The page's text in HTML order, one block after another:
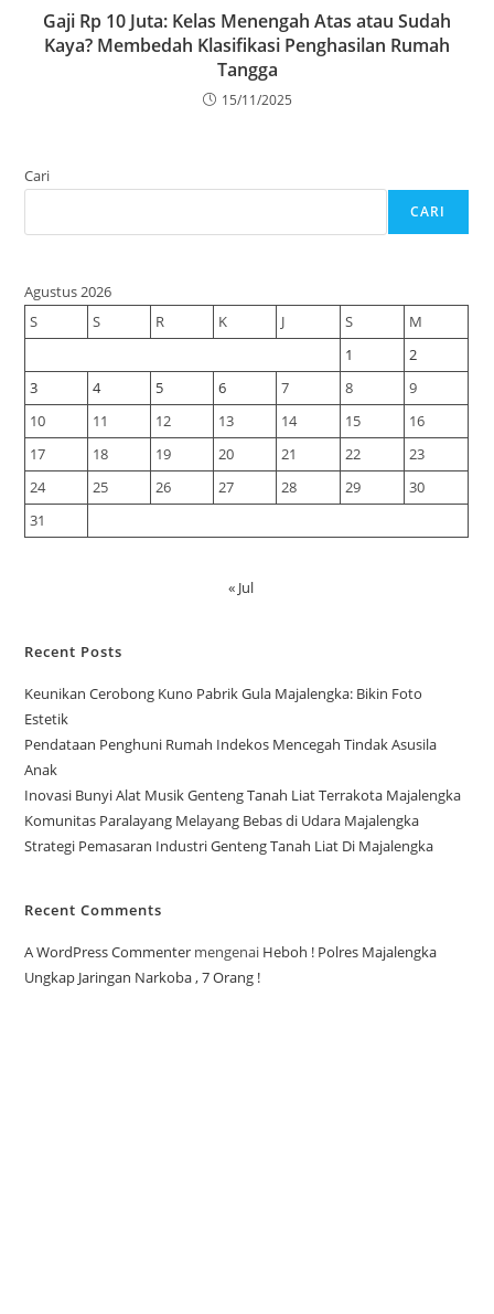
Gaji Rp 10 Juta: Kelas Menengah Atas atau Sudah
Kaya? Membedah Klasifikasi Penghasilan Rumah
Tangga
15/11/2025
Cari
CARI
Agustus 2026
S
S R K J S
M
1
2
3
4 5 6 7 8
9
10
11 12 13 14 15
16
17
18 19 20 21 22
23
24
25 26 27 28 29
30
31
« Jul
Recent Posts
Keunikan Cerobong Kuno Pabrik Gula Majalengka: Bikin Foto
Estetik
Pendataan Penghuni Rumah Indekos Mencegah Tindak Asusila
Anak
Inovasi Bunyi Alat Musik Genteng Tanah Liat Terrakota Majalengka
Komunitas Paralayang Melayang Bebas di Udara Majalengka
Strategi Pemasaran Industri Genteng Tanah Liat Di Majalengka
Recent Comments
A WordPress Commenter mengenai Heboh ! Polres Majalengka
Ungkap Jaringan Narkoba , 7 Orang !